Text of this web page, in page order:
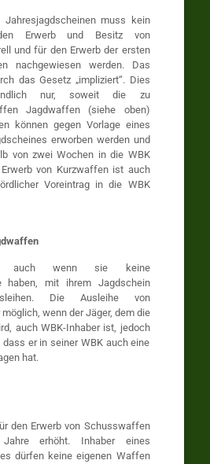
Jahresjagdscheinen muss kein
Erwerb und Besitz von
und für den Erwerb der ersten
nachgewiesen werden. Das
das Gesetz „impliziert“. Dies
nur, soweit die zu
Jagdwaffen (siehe oben)
können gegen Vorlage eines
erworben werden und
von zwei Wochen in die WBK
von Kurzwaffen ist auch
Voreintrag in die WBK
auch wenn sie keine
haben, mit ihrem Jagdschein
Die Ausleihe von
wenn der Jäger, dem die
auch WBK-Inhaber ist, jedoch
er in seiner WBK auch eine
hat.
den Erwerb von Schusswaffen
erhöht. Inhaber eines
dürfen keine eigenen Waffen